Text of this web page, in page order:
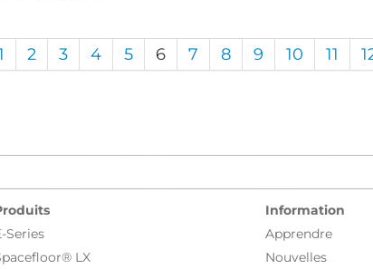
2 3 4 5 6 7 8 9 10 11
Series
LX
Information
Apprendre
Nouvelles